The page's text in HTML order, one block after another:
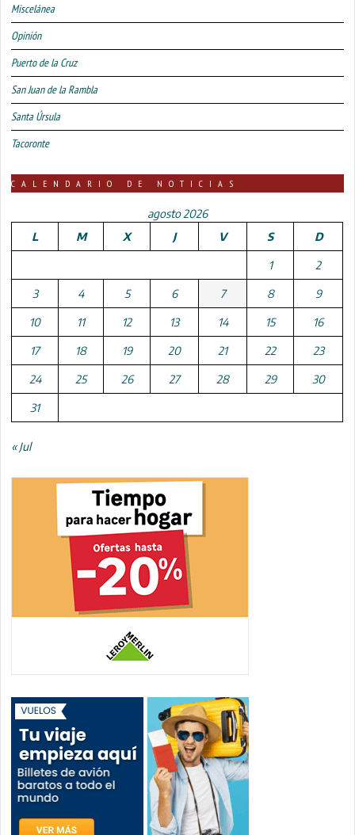
Miscelánea
Opinión
Puerto de la Cruz
San Juan de la Rambla
Santa Úrsula
Tacoronte
CALENDARIO DE NOTICIAS
agosto 2026
L
M X J V S D
1 2
3 4 5 6 7 8 9
10 11 12 13 14 15 16
17 18 19 20 21 22 23
24 25 26 27 28 29 30
31
« Jul